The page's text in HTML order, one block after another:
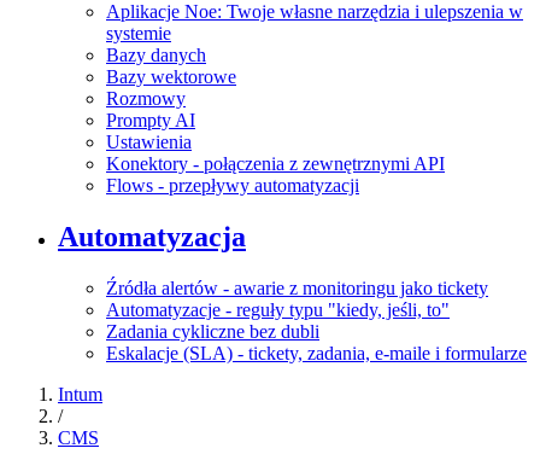
Aplikacje Noe: Twoje własne narzędzia i ulepszenia w
systemie
Bazy danych
Bazy wektorowe
Rozmowy
Prompty AI
Ustawienia
Konektory - połączenia z zewnętrznymi API
Flows - przepływy automatyzacji
Automatyzacja
Źródła alertów - awarie z monitoringu jako tickety
Automatyzacje - reguły typu "kiedy, jeśli, to"
Zadania cykliczne bez dubli
Eskalacje (SLA) - tickety, zadania, e-maile i formularze
Intum
/
CMS